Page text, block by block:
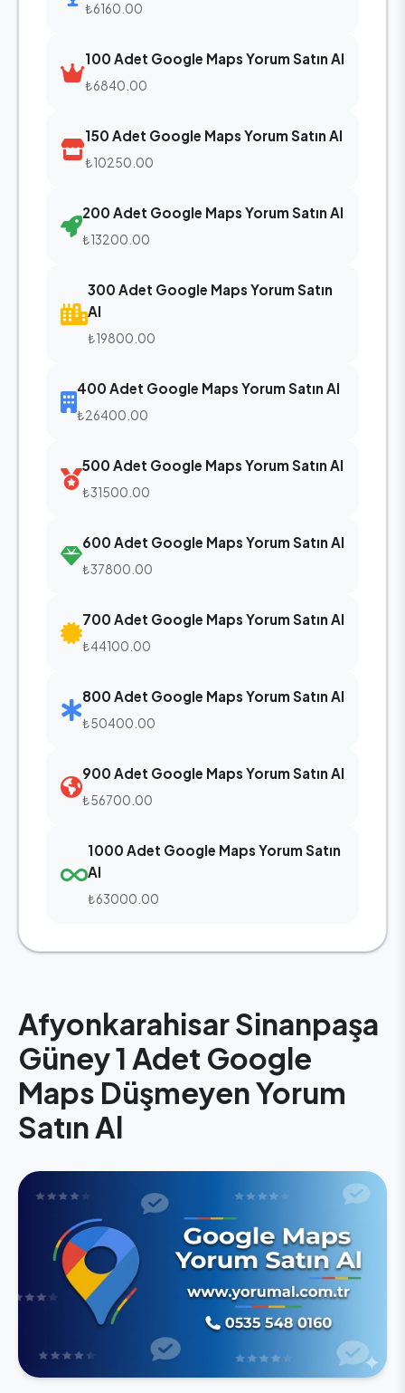
Afyonkarahisar Sinanpaşa
Güney 1 Adet Google
Maps Düşmeyen Yorum
Satın Al
₺6160.00
100 Adet Google Maps Yorum Satın Al
₺6840.00
150 Adet Google Maps Yorum Satın Al
₺10250.00
200 Adet Google Maps Yorum Satın Al
₺13200.00
300 Adet Google Maps Yorum Satın
Al
₺19800.00
400 Adet Google Maps Yorum Satın Al
₺26400.00
500 Adet Google Maps Yorum Satın Al
₺31500.00
600 Adet Google Maps Yorum Satın Al
₺37800.00
700 Adet Google Maps Yorum Satın Al
₺44100.00
800 Adet Google Maps Yorum Satın Al
₺50400.00
900 Adet Google Maps Yorum Satın Al
₺56700.00
1000 Adet Google Maps Yorum Satın
Al
₺63000.00